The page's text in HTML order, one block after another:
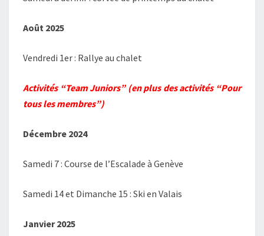
Août 2025
Vendredi 1er : Rallye au chalet
Activités “Team Juniors” (en plus des activités “Pour
tous les membres”)
Décembre 2024
Samedi 7 : Course de l’Escalade à Genève
Samedi 14 et Dimanche 15 : Ski en Valais
Janvier 2025